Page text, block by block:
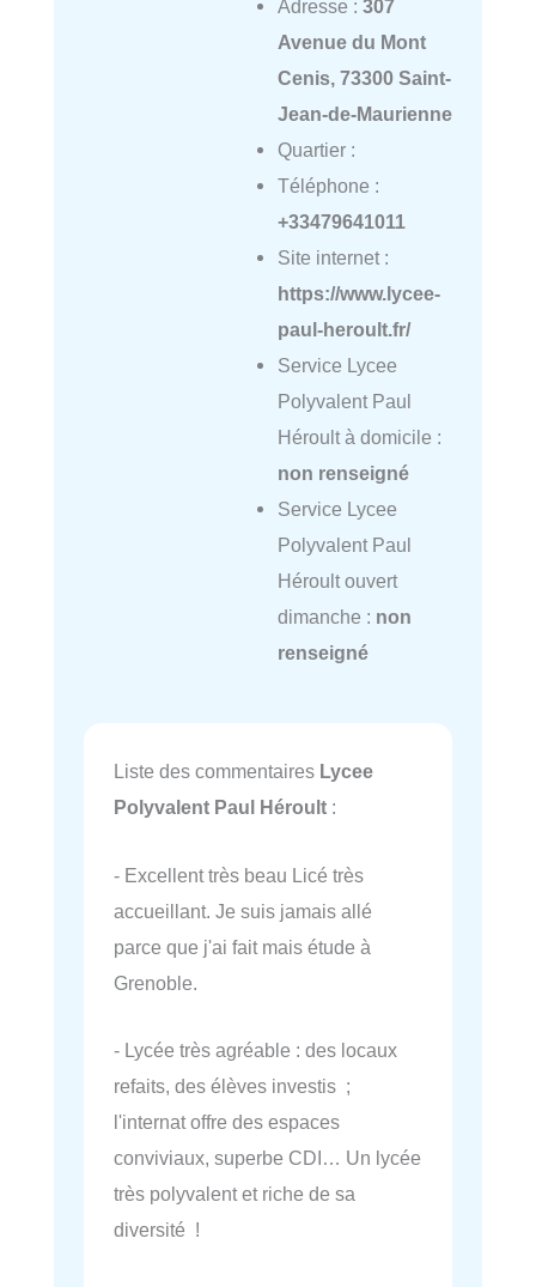
Adresse : 307
Avenue du Mont
Cenis, 73300 Saint-
Jean-de-Maurienne
Quartier :
Téléphone :
+33479641011
Site internet :
https://www.lycee-
paul-heroult.fr/
Service Lycee
Polyvalent Paul
Héroult à domicile :
non renseigné
Service Lycee
Polyvalent Paul
Héroult ouvert
dimanche : non
renseigné
Liste des commentaires Lycee
Polyvalent Paul Héroult :
- Excellent très beau Licé très
accueillant. Je suis jamais allé
parce que j'ai fait mais étude à
Grenoble.
- Lycée très agréable : des locaux
refaits, des élèves investis ;
l'internat offre des espaces
conviviaux, superbe CDI… Un lycée
très polyvalent et riche de sa
diversité !